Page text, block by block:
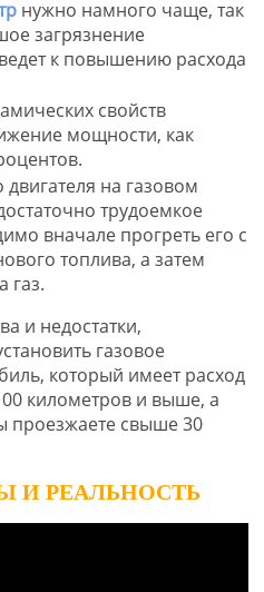
нужно намного чаще, так
загрязнение
к повышению расхода
свойств
мощности, как
двигателя на газовом
трудоемкое
вначале прогреть его с
топлива, а затем
газ.
и недостатки,
газовое
который имеет расход
километров и выше, а
проезжаете свыше 30
И РЕАЛЬНОСТЬ